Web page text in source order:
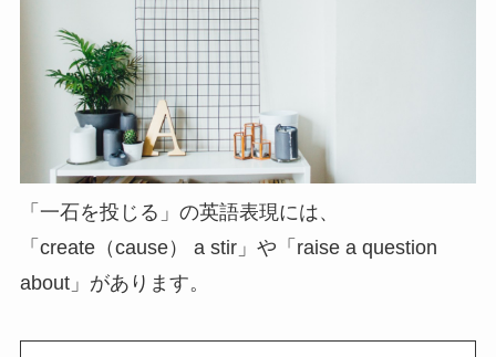
「一石を投じる」の英語表現には、
「create（cause） a stir」や「raise a question
about」があります。